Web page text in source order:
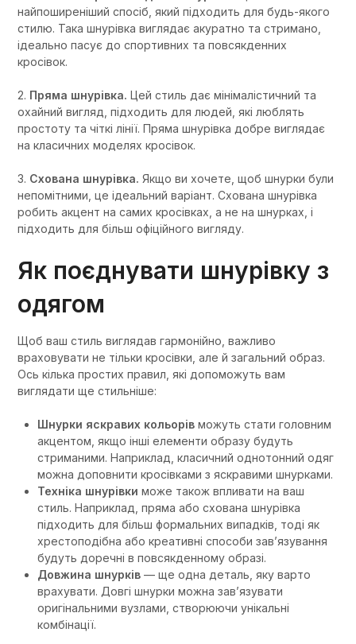
найпоширеніший спосіб, який підходить для будь-якого
стилю. Така шнурівка виглядає акуратно та стримано,
ідеально пасує до спортивних та повсякденних
кросівок.
2. Пряма шнурівка.Цей стиль дає мінімалістичний та
охайний вигляд, підходить для людей, які люблять
простоту та чіткі лінії. Пряма шнурівка добре виглядає
на класичних моделях кросівок.
3. Схована шнурівка.Якщо ви хочете, щоб шнурки були
непомітними, це ідеальний варіант. Схована шнурівка
робить акцент на самих кросівках, а не на шнурках, і
підходить для більш офіційного вигляду.
Як поєднувати шнурівку з
одягом
Щоб ваш стиль виглядав гармонійно, важливо
враховувати не тільки кросівки, але й загальний образ.
Ось кілька простих правил, які допоможуть вам
виглядати ще стильніше:
Шнурки яскравих кольорів можуть стати головним
акцентом, якщо інші елементи образу будуть
стриманими. Наприклад, класичний однотонний одяг
можна доповнити кросівками з яскравими шнурками.
Техніка шнурівки може також впливати на ваш
стиль. Наприклад, пряма або схована шнурівка
підходить для більш формальних випадків, тоді як
хрестоподібна або креативні способи зав’язування
будуть доречні в повсякденному образі.
Довжина шнурків — ще одна деталь, яку варто
врахувати. Довгі шнурки можна зав’язувати
оригінальними вузлами, створюючи унікальні
комбінації.